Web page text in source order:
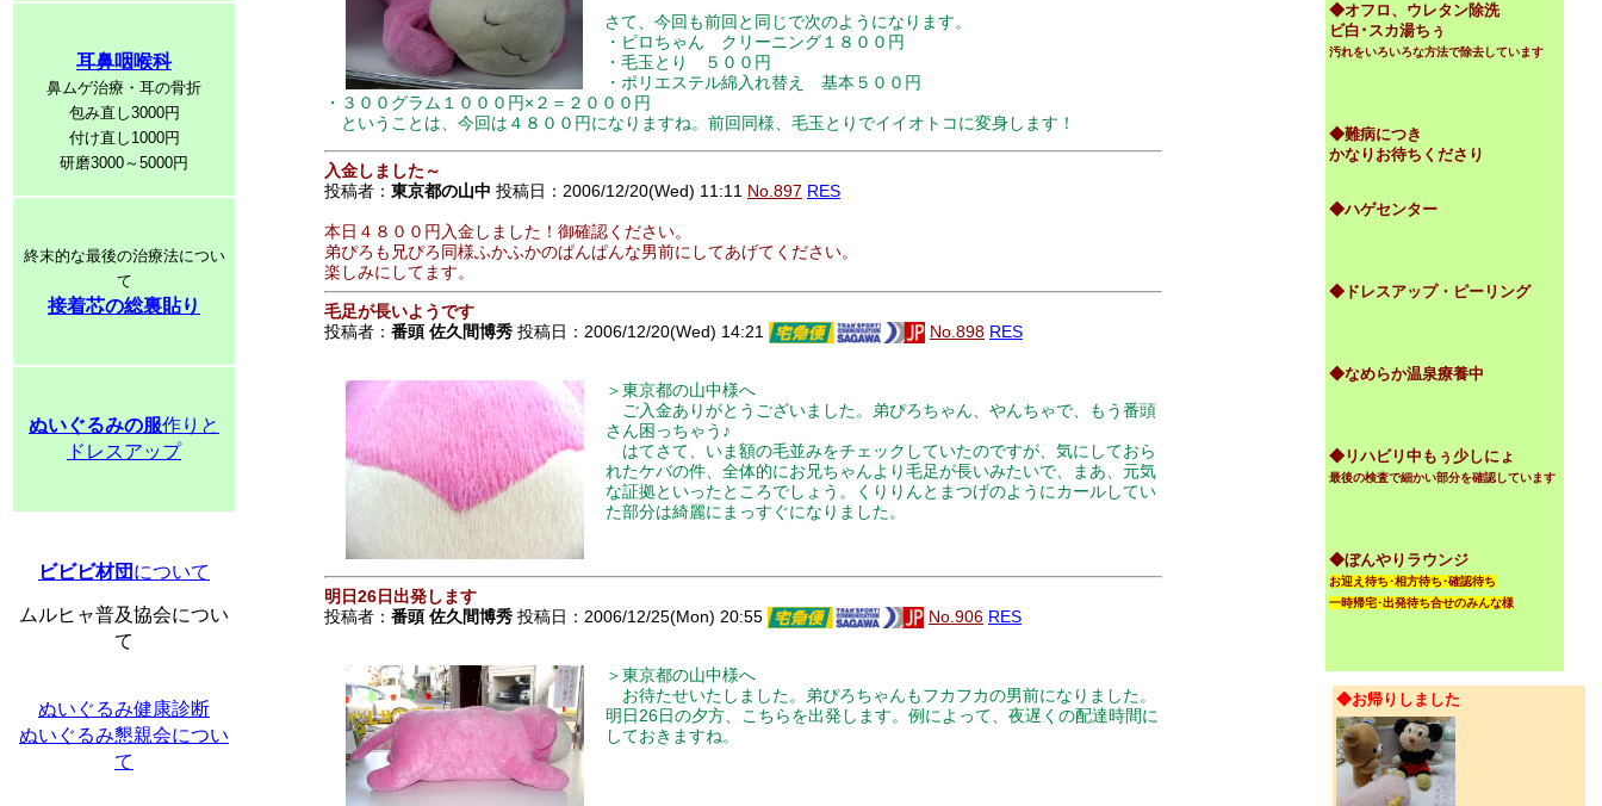
耳鼻咽喉科
鼻ムゲ治療・耳の骨折
包み直し3000円
付け直し1000円
研磨3000～5000円
終末的な最後の治療法につい
て
接着芯の総裏貼り
ぬいぐるみの服作りと
ドレスアップ
ビビビ材団 について
ムルヒャ普及協会につい
て
ぬいぐるみ健康診断
ぬいぐるみ懇親会につい
て
さて、今回も前回と同じで次のようになります。
・ピロちゃん クリーニング１８００円
・毛玉とり ５００円
・ポリエステル綿入れ替え 基本５００円
・３００グラム１０００円×２＝２０００円
ということは、今回は４８００円になりますね。前回同様、毛玉とりでイイオトコに変身します！
入金しました～
投稿者： 東京都の山中 投稿日：2006/12/20(Wed) 11:11 No.897 RES
本日４８００円入金しました！御確認ください。
弟ぴろも兄ぴろ同様ふかふかのぱんぱんな男前にしてあげてください。
楽しみにしてます。
毛足が長いようです
投稿者： 番頭 佐久間博秀 投稿日：2006/12/20(Wed) 14:21 No.898 RES
＞東京都の山中様へ
ご入金ありがとうございました。弟ぴろちゃん、やんちゃで、もう番頭
さん困っちゃう♪
はてさて、いま額の毛並みをチェックしていたのですが、気にしておら
れたケバの件、全体的にお兄ちゃんより毛足が長いみたいで、まあ、元気
な証拠といったところでしょう。くりりんとまつげのようにカールしてい
た部分は綺麗にまっすぐになりました。
明日26日出発します
投稿者： 番頭 佐久間博秀 投稿日：2006/12/25(Mon) 20:55 No.906 RES
＞東京都の山中様へ
お待たせいたしました。弟ぴろちゃんもフカフカの男前になりました。
明日26日の夕方、こちらを出発します。例によって、夜遅くの配達時間に
しておきますね。
◆オフロ、ウレタン除洗
ビ白･スカ湯ちぅ
汚れをいろいろな方法で除去しています
◆難病につき
かなりお待ちくださり
◆ハゲセンター
◆ドレスアップ・ピーリング
◆なめらか温泉療養中
◆リハビリ中もぅ少しにょ
最後の検査で細かい部分を確認しています
◆ぼんやりラウンジ
お迎え待ち･相方待ち･確認待ち
一時帰宅･出発待ち合せのみんな様
◆お帰りしました